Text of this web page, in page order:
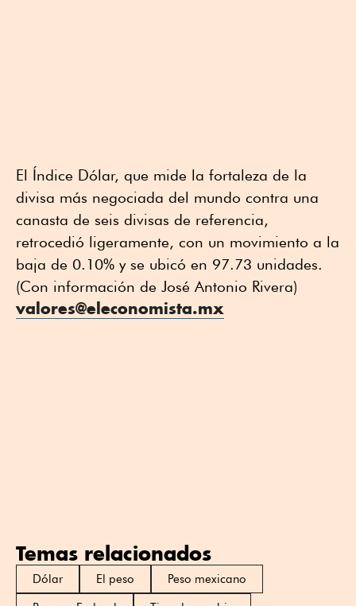
El Índice Dólar, que mide la fortaleza de la
divisa más negociada del mundo contra una
canasta de seis divisas de referencia,
retrocedió ligeramente, con un movimiento a la
baja de 0.10% y se ubicó en 97.73 unidades.
(Con información de José Antonio Rivera)
valores@eleconomista.mx
Temas relacionados
Dólar El peso
Peso mexicano